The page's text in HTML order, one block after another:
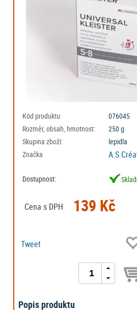
Kód produktu:
076045
Rozměr, obsah, hmotnost:
250 g
Skupina zboží:
lepidla
Značka
Dostupnost:
Cena s DPH 139 Kč
Tweet
Popis produktu